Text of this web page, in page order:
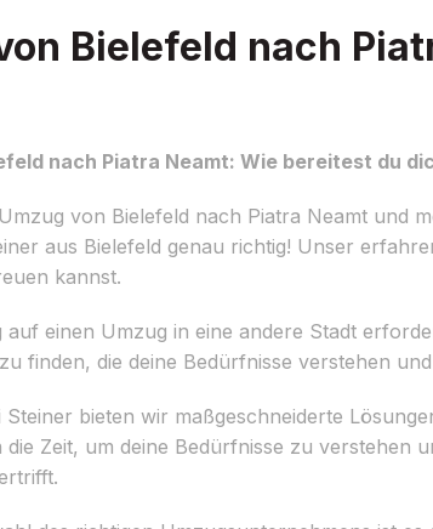
Bielefeld nach
nach Piatra Neamt: Wie bereitest du
von Bielefeld nach Piatra Neamt und
aus Bielefeld genau richtig! Unser
kannst.
auf einen Umzug in eine andere Stadt
finden, die deine Bedürfnisse verstehen
bieten wir maßgeschneiderte
die Zeit, um deine Bedürfnisse zu verstehen